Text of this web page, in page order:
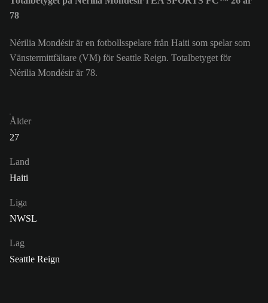
78
Nérilia Mondésir är en fotbollsspelare från Haiti som spelar som
Vänstermittfältare (VM) för Seattle Reign. Totalbetyget för
Nérilia Mondésir är 78.
Ålder
27
Land
Haiti
Liga
NWSL
Lag
Seattle Reign